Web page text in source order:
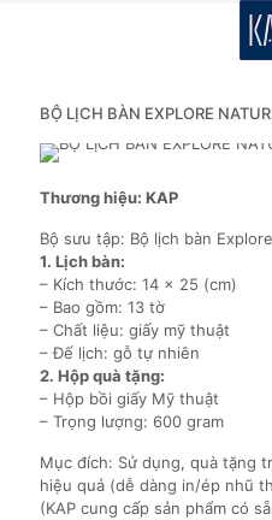
BỘ LỊCH BÀN EXPLORE
Thương hiệu: KAP
Bộ sưu tập: Bộ lịch bàn
1. Lịch bàn:
– Kích thước: 14 x 25 (cm)
– Bao gồm: 13 tờ
– Chất liệu: giấy mỹ thuật
– Đế lịch: gỗ tự nhiên
2. Hộp quà tặng:
– Hộp bồi giấy Mỹ thuật
– Trọng lượng: 600 gram
Mục đích: Sử dụng, quà tặng
hiệu quả (dễ dàng in/ép nhũ
(KAP cung cấp sản phẩm có